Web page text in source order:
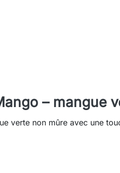
– mangue
verte non mûre avec une